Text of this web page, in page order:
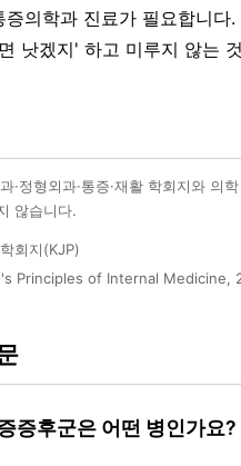
의학과 진료가 필요합니
낫겠지' 하고 미루지 않는
·정형외과·통증·재활 학회지와
않습니다.
회지(KJP)
Principles of Internal Medicine,
증후군은 어떤 병인가요?